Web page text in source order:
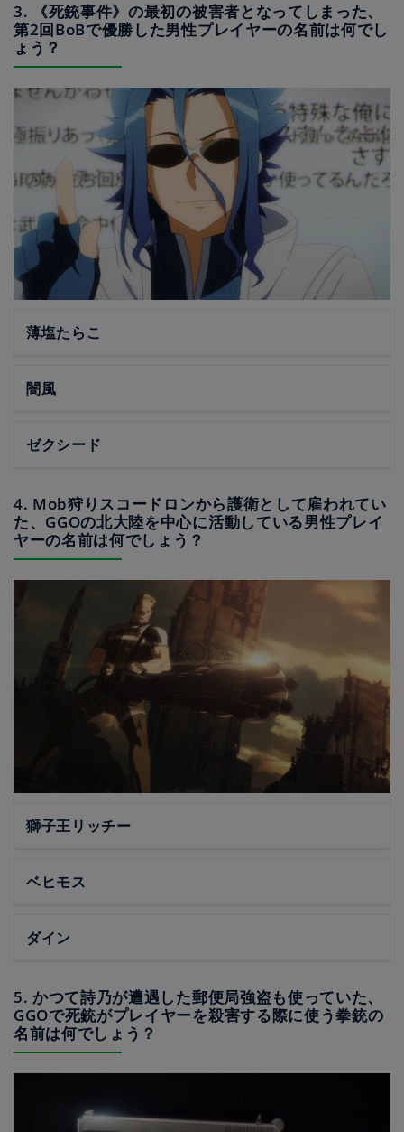
3. 《死銃事件》の最初の被害者となってしまった、
第2回BoBで優勝した男性プレイヤーの名前は何でし
ょう？
薄塩たらこ
闇風
ゼクシード
4. Mob狩りスコードロンから護衛として雇われてい
た、GGOの北大陸を中心に活動している男性プレイ
ヤーの名前は何でしょう？
獅子王リッチー
ベヒモス
ダイン
5. かつて詩乃が遭遇した郵便局強盗も使っていた、
GGOで死銃がプレイヤーを殺害する際に使う拳銃の
名前は何でしょう？